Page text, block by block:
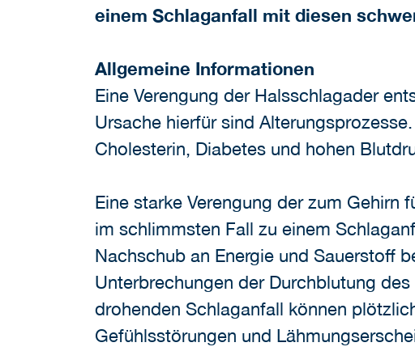
einem Schlaganfall mit diesen
Allgemeine Informationen
Eine Verengung der Halsschlagader
Ursache hierfür sind
Cholesterin, Diabetes und hohen
Eine starke Verengung der zum Gehirn
im schlimmsten Fall zu einem
Nachschub an Energie und Sauerstoff
Unterbrechungen der Durchblutung
drohenden Schlaganfall können
Gefühlsstörungen und